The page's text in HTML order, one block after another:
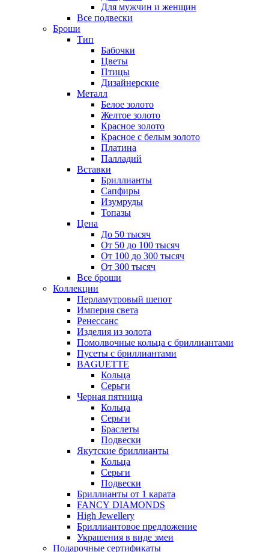
Для мужчин и женщин
Все подвески
Броши
Тип
Бабочки
Цветы
Птицы
Дизайнерские
Металл
Белое золото
Желтое золото
Красное золото
Красное с белым золото
Платина
Палладий
Вставки
Бриллианты
Сапфиры
Изумруды
Топазы
Цена
До 50 тысяч
От 50 до 100 тысяч
От 100 до 300 тысяч
От 300 тысяч
Все броши
Коллекции
Перламутровый шепот
Империя света
Ренессанс
Изделия из золота
Помолвочные кольца с бриллиантами
Пусеты с бриллиантами
BAGUETTE
Кольца
Серьги
Черная пятница
Кольца
Серьги
Браслеты
Подвески
Якутские бриллианты
Кольца
Серьги
Подвески
Бриллианты от 1 карата
FANCY DIAMONDS
High Jewellery
Бриллиантовое предложение
Украшения в виде змеи
Подарочные сертификаты